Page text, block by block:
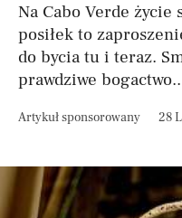
Na Cabo Verde życie
posiłek to
do bycia tu i teraz.
prawdziwe
Artykuł sponsorowany 28